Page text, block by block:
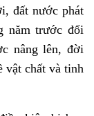
đất nước phát
năm trước đổi
nâng lên, đời
vật chất và tinh